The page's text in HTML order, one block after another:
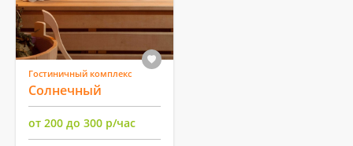
Гостиничный комплекс
Солнечный
от 200 до 300 р/час